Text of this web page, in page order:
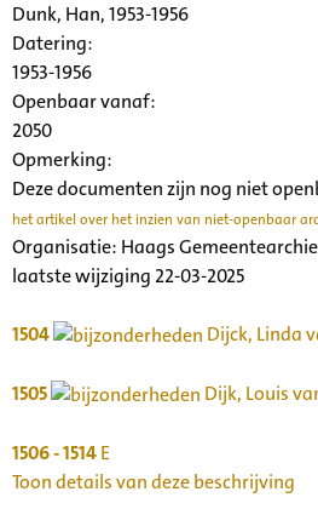
Dunk, Han, 1953-1956
Datering:
1953-1956
Openbaar vanaf:
2050
Opmerking:
Deze documenten zijn nog niet
het artikel over het inzien van niet-openbaar
Organisatie: Haags
laatste wijziging 22-03-2025
1504 Dijck, Linda
1505 Dijk, Louis
1506 - 1514E
Toon details van deze beschrijving